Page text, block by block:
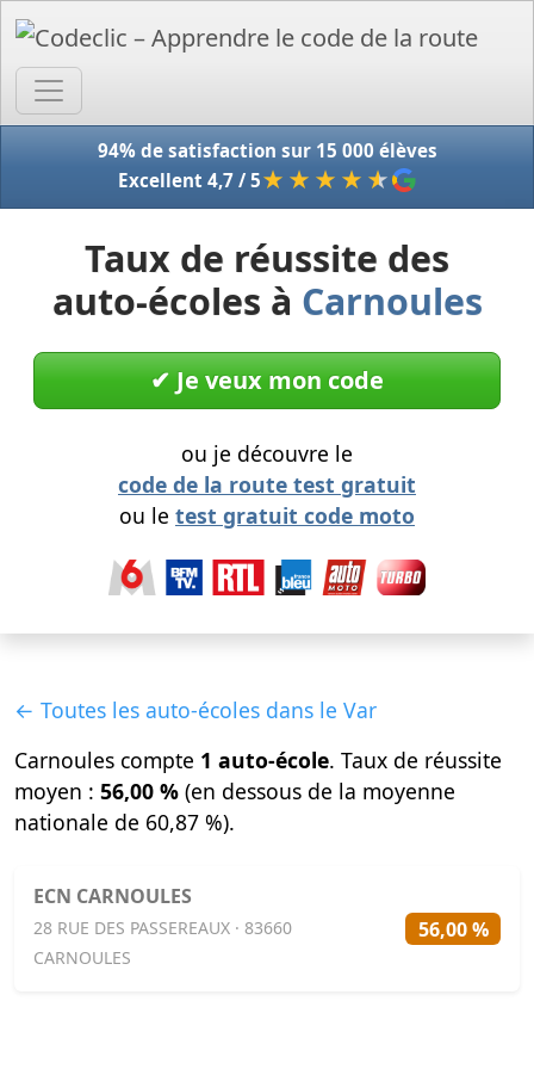
94% de satisfaction sur 15 000 élèves
Excellent 4,7 / 5★★★★ ★
Taux de réussite des
auto-écoles à Carnoules
✔︎ Je veux mon code
ou je découvre le
code de la route test gratuit
ou le test gratuit code moto
← Toutes les auto-écoles dans le Var
Carnoules compte 1 auto-école. Taux de réussite
moyen : 56,00 % (en dessous de la moyenne
nationale de 60,87 %).
ECN CARNOULES
28 RUE DES PASSEREAUX · 83660
CARNOULES
56,00 %